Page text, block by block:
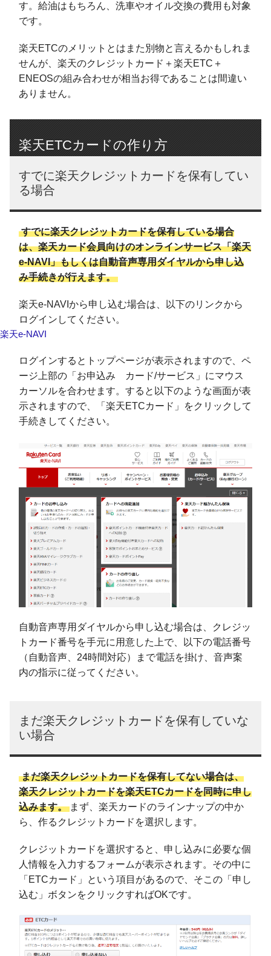
す。給油はもちろん、洗車やオイル交換の費用も対象
です。
楽天ETCのメリットとはまた別物と言えるかもしれま
せんが、楽天のクレジットカード＋楽天ETC＋
ENEOSの組み合わせが相当お得であることは間違い
ありません。
楽天ETCカードの作り方
すでに楽天クレジットカードを保有してい
る場合
すでに楽天クレジットカードを保有している場合
は、楽天カード会員向けのオンラインサービス「楽天
e-NAVI」もしくは自動音声専用ダイヤルから申し込
み手続きが行えます。
楽天e-NAVIから申し込む場合は、以下のリンクから
ログインしてください。
楽天e-NAVI
ログインするとトップページが表示されますので、ペ
ージ上部の「お申込み カード/サービス」にマウス
カーソルを合わせます。すると以下のような画面が表
示されますので、「楽天ETCカード」をクリックして
手続きしてください。
自動音声専用ダイヤルから申し込む場合は、クレジッ
トカード番号を手元に用意した上で、以下の電話番号
（自動音声、24時間対応）まで電話を掛け、音声案
内の指示に従ってください。
まだ楽天クレジットカードを保有していな
い場合
まだ楽天クレジットカードを保有してない場合は、
楽天クレジットカードを楽天ETCカードを同時に申し
込みます。 まず、楽天カードのラインナップの中か
ら、作るクレジットカードを選択します。
クレジットカードを選択すると、申し込みに必要な個
人情報を入力するフォームが表示されます。その中に
「ETCカード」という項目があるので、そこの「申し
込む」ボタンをクリックすればOKです。